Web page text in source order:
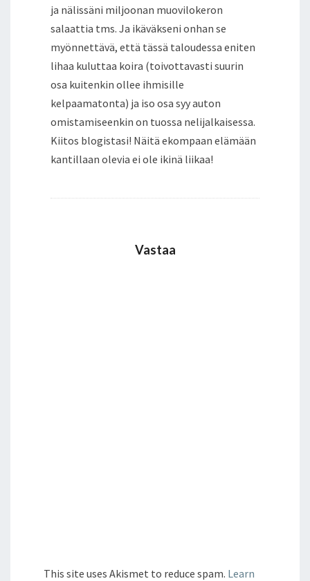
ja nälissäni miljoonan muovilokeron
salaattia tms. Ja ikäväkseni onhan se
myönnettävä, että tässä taloudessa eniten
lihaa kuluttaa koira (toivottavasti suurin
osa kuitenkin ollee ihmisille
kelpaamatonta) ja iso osa syy auton
omistamiseenkin on tuossa nelijalkaisessa.
Kiitos blogistasi! Näitä ekompaan elämään
kantillaan olevia ei ole ikinä liikaa!
Vastaa
This site uses Akismet to reduce spam. Learn